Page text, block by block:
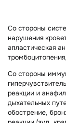
Со стороны
нарушения
апластическая
Со стороны
реакции и
дыхательных
обострение,